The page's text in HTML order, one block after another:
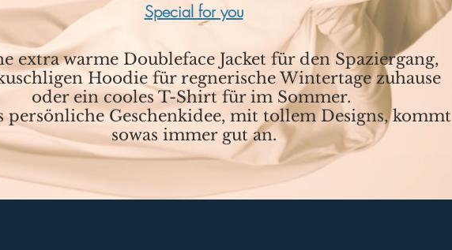
Special for you
extra warme Doubleface Jacket für den Spaziergang,
Hoodie für regnerische Wintertage zuhause
oder ein cooles T-Shirt für im Sommer.
persönliche Geschenkidee, mit tollem Designs, kommt
sowas immer gut an.